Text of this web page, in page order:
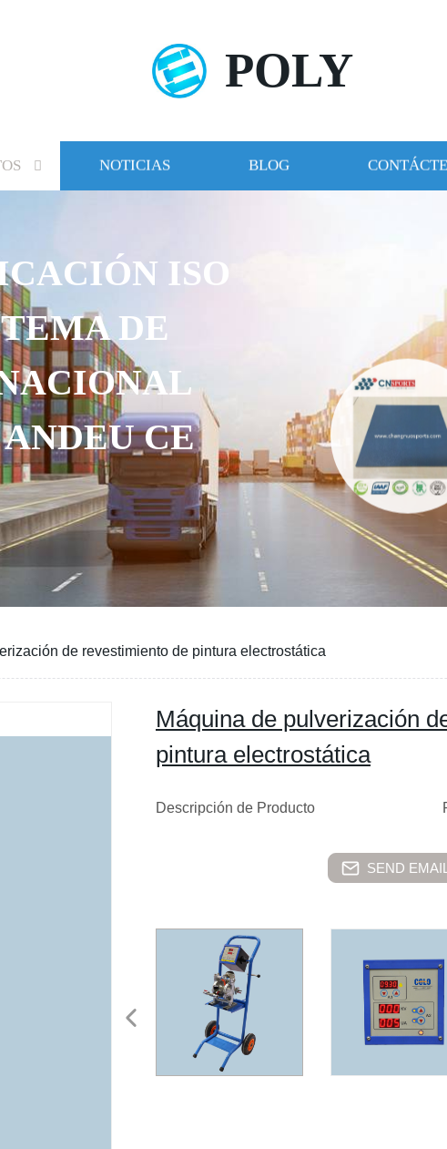
POLY
NOTICIAS BLOG
ISO
DE
CE
de revestimiento de pintura electrostática
Máquina de pulverización
pintura electrostática
Descripción de Producto
SEND